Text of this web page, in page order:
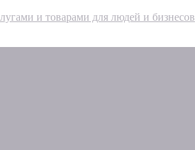
и товарами для людей и бизнесов